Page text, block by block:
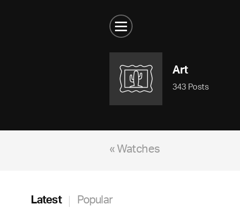
Art
343 Posts
« Watches
Latest Popular